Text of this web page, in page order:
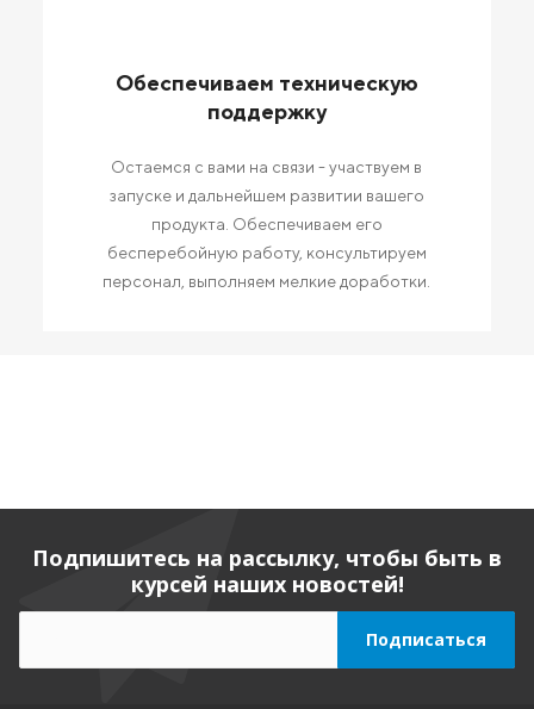
Обеспечиваем техническую
поддержку
Остаемся с вами на связи - участвуем в
запуске и дальнейшем развитии вашего
продукта. Обеспечиваем его
бесперебойную работу, консультируем
персонал, выполняем мелкие доработки.
Подпишитесь на рассылку, чтобы быть в
курсей наших новостей!